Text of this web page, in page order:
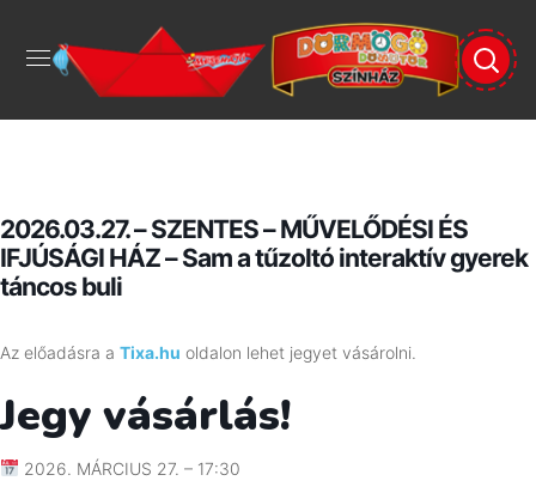
2026.03.27. – SZENTES – MŰVELŐDÉSI ÉS
IFJÚSÁGI HÁZ – Sam a tűzoltó interaktív gyerek
táncos buli
Az előadásra a Tixa.hu oldalon lehet jegyet vásárolni.
Jegy vásárlás!
2026. MÁRCIUS 27. – 17:30